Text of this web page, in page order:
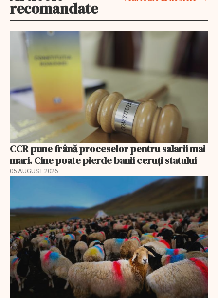
recomandate
CCR pune frână proceselor pentru salarii mai
mari. Cine poate pierde banii ceruți statului
05 AUGUST 2026